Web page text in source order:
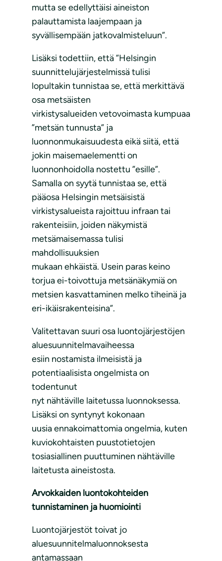
mutta se edellyttäisi aineiston
palauttamista laajempaan ja
syvällisempään jatkovalmisteluun”.
Lisäksi todettiin, että ”Helsingin
suunnittelujärjestelmissä tulisi
lopultakin tunnistaa se, että merkittävä
osa metsäisten
virkistysalueiden vetovoimasta kumpuaa
”metsän tunnusta” ja
luonnonmukaisuudesta eikä siitä, että
jokin maisemaelementti on
luonnonhoidolla nostettu ”esille”.
Samalla on syytä tunnistaa se, että
pääosa Helsingin metsäisistä
virkistysalueista rajoittuu infraan tai
rakenteisiin, joiden näkymistä
metsämaisemassa tulisi
mahdollisuuksien
mukaan ehkäistä. Usein paras keino
torjua ei-toivottuja metsänäkymiä on
metsien kasvattaminen melko tiheinä ja
eri-ikäisrakenteisina”.
Valitettavan suuri osa luontojärjestöjen
aluesuunnitelmavaiheessa
esiin nostamista ilmeisistä ja
potentiaalisista ongelmista on
todentunut
nyt nähtäville laitetussa luonnoksessa.
Lisäksi on syntynyt kokonaan
uusia ennakoimattomia ongelmia, kuten
kuviokohtaisten puustotietojen
tosiasiallinen puuttuminen nähtäville
laitetusta aineistosta.
Arvokkaiden luontokohteiden
tunnistaminen ja huomiointi
Luontojärjestöt toivat jo
aluesuunnitelmaluonnoksesta
antamassaan